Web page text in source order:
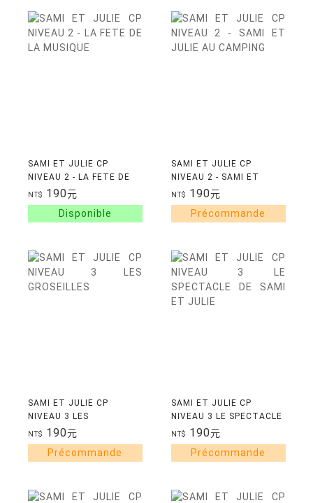
SAMI ET JULIE CP
NIVEAU 2 - LA FETE DE
LA MUSIQUE
NT$ 190元
SAMI ET JULIE CP
NIVEAU 2 - SAMI ET
JULIE AU CAMPING
NT$ 190元
SAMI ET JULIE CP
NIVEAU 3 LES
GROSEILLES
NT$ 190元
SAMI ET JULIE CP
NIVEAU 3 LE SPECTACLE
DE SAMI ET JULIE
NT$ 190元